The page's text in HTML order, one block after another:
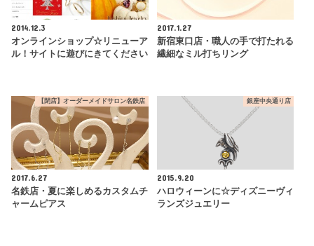
2014.12.3
オンラインショップ☆リニューア
ル！サイトに遊びにきてください
2017.1.27
新宿東口店・職人の手で打たれる
繊細なミル打ちリング
【閉店】オーダーメイドサロン名鉄店
2017.6.27
名鉄店・夏に楽しめるカスタムチ
ャームピアス
銀座中央通り店
2015.9.20
ハロウィーンに☆ディズニーヴィ
ランズジュエリー